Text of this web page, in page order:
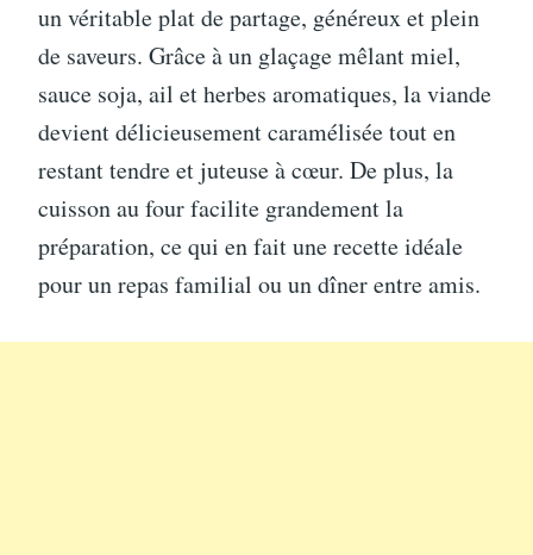
un véritable plat de partage, généreux et plein
de saveurs. Grâce à un glaçage mêlant miel,
sauce soja, ail et herbes aromatiques, la viande
devient délicieusement caramélisée tout en
restant tendre et juteuse à cœur. De plus, la
cuisson au four facilite grandement la
préparation, ce qui en fait une recette idéale
pour un repas familial ou un dîner entre amis.